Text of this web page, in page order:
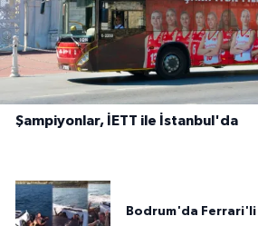
Şampiyonlar, İETT ile İstanbul'da
Bodrum'da